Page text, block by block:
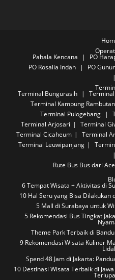
Pahala Kencana PO
PO Rosalia Indah
PO
Terminal Bungurasih
Terminal Kampung Rambutan
Terminal Pulogebang
Terminal Arjosari
Terminal
Terminal Cicaheum
Terminal
Terminal Leuwipanjang
Rute Bus Bus dari
6 Tempat Wisata + Aktivitas di
10 Hal Seru yang Bisa Dilakukan
5 Mall di Surabaya untuk
5 Rekomendasi Bus Tingkat
Theme Park Terbaik di
9 Rekomendasi Wisata Kuliner
Spend 48 Jam di Jakarta:
10 Destinasi Wisata Terbaik di